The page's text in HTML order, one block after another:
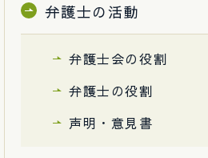
弁護士の活動
弁護士会の役割
弁護士の役割
声明・意見書